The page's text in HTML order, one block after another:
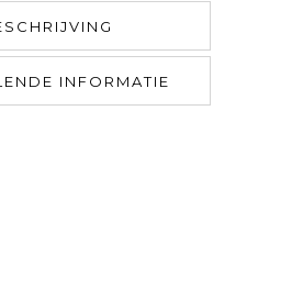
INFORMATIE